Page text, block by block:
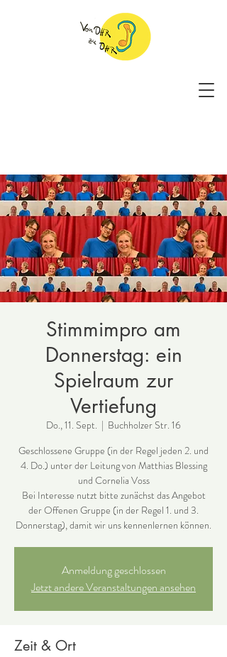
Stimmimpro am
Donnerstag: ein
Spielraum zur
Vertiefung
Do., 11. Sept.
  |
Buchholzer Str. 16
Geschlossene Gruppe (in der Regel jeden 2. und
4. Do.) unter der Leitung von Matthias Blessing
und Cornelia Voss
Bei Interesse nutzt bitte zunächst das Angebot
der Offenen Gruppe (in der Regel 1. und 3.
Donnerstag), damit wir uns kennenlernen können.
Anmeldung geschlossen
Jetzt andere Veranstaltungen ansehen
Zeit & Ort